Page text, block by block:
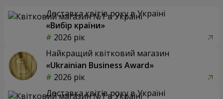
Доставка квітів року в Україні
«Вибір країни»
2026 рік
Найкращий квітковий магазин
«Ukrainian Business Award»
2026 рік
Доставка квітів року в Україні